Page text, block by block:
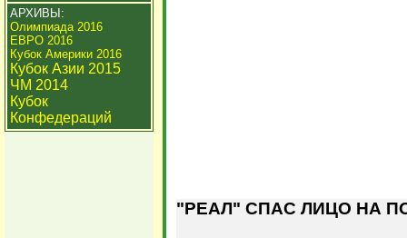
АРХИВЫ:
Олимпиада 2016
ЕВРО 2016
Кубок Америки 2016
Кубок Азии 2015
ЧМ 2014
Кубок
Конфедераций
"РЕАЛ" СПАС ЛИЦО НА